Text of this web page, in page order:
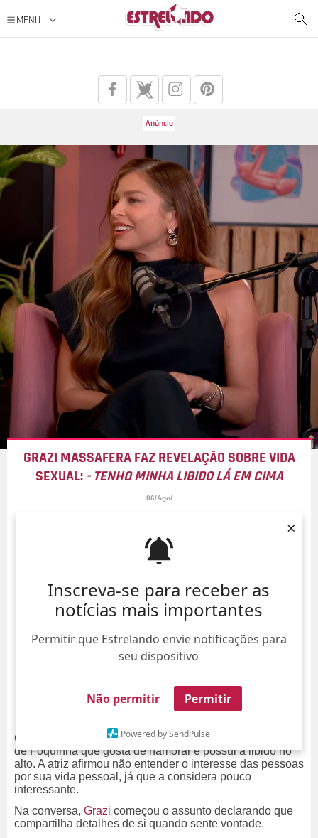
Inscreva-se para receber as
notícias mais importantes
Permitir que Estrelando envie notificações para
seu dispositivo
Não permitir Permitir
Powered by SendPulse
×
GRAZI MASSAFERA FAZ REVELAÇÃO SOBRE VIDA
SEXUAL: - TENHO MINHA LIBIDO LÁ EM CIMA
06/Ago/
Grazi Massafera confessou durante entrevista ao
de Foquinha que gosta de namorar e possui a libido no
alto. A atriz afirmou não entender o interesse das pessoas
por sua vida pessoal, já que a considera pouco
interessante.
Na conversa, Grazi começou o assunto declarando que
compartilha detalhes de si quando sente vontade.